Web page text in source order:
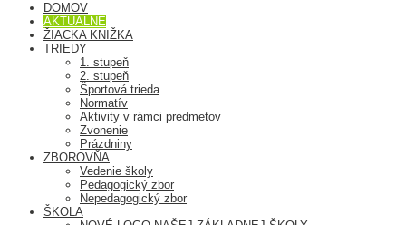
DOMOV
AKTUÁLNE
ŽIACKA KNIŽKA
TRIEDY
1. stupeň
2. stupeň
Športová trieda
Normatív
Aktivity v rámci predmetov
Zvonenie
Prázdniny
ZBOROVŇA
Vedenie školy
Pedagogický zbor
Nepedagogický zbor
ŠKOLA